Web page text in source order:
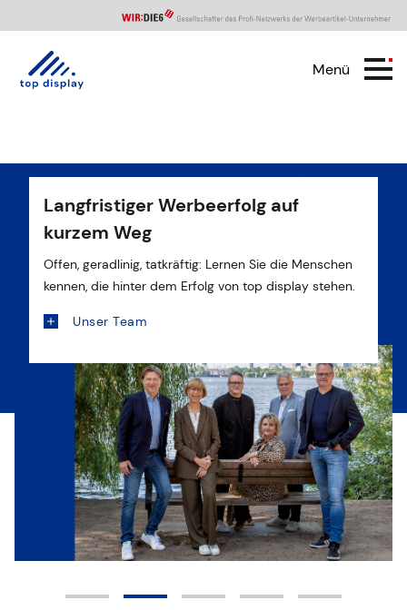
Menü
Langfristiger Werbeerfolg auf
kurzem Weg
Offen, geradlinig, tatkräftig: Lernen Sie die Menschen
kennen, die hinter dem Erfolg von top display stehen.
Unser Team